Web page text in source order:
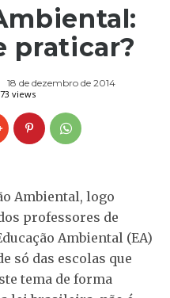
praticar?
18 de dezembro de 2014
views
Ambiental, logo
professores de
Ambiental (EA)
só das escolas que
tema de forma